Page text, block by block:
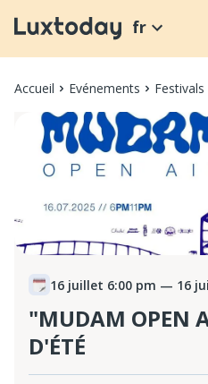
fr
Accueil Evénements Festivals
16 juillet 6:00 pm — 16
"MUDAM OPEN
D'ÉTÉ